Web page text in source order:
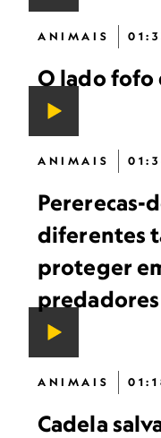
ANIMAIS
O lado fofo
ANIMAIS
Pererecas-
diferentes
proteger
predadores
ANIMAIS
Cadela